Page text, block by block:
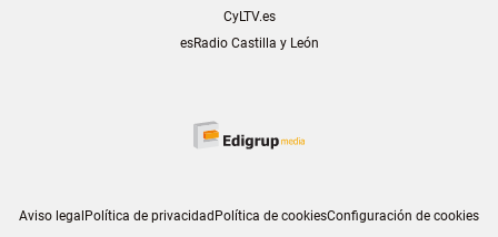
CyLTV.es
esRadio Castilla y León
Aviso legalPolítica de privacidadPolítica de cookiesConfiguración de cookies